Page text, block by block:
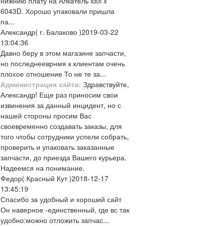
6043D. Хорошо упаковали пришла
па...
Александр( г. Балаково )2019-03-22
13:04:36
Давно беру в этом магазине запчасти,
но последнееврнмя к клиентам очень
плохое отношение То не те за...
Администрация сайта: Здравствуйте,
Александр! Еще раз приносим свои
извинения за данный инцидент, но с
нашей стороны просим Вас
своевременно создавать заказы, для
того чтобы сотрудники успели собрать,
проверить и упаковать заказанные
запчасти, до приезда Вашего курьера.
Надеемся на понимание.
Федор( Красный Кут )2018-12-17
13:45:19
Спасибо за удобный и хороший сайт
Он наверное -единственный, где вс так
удобно:можно отложить запчас...